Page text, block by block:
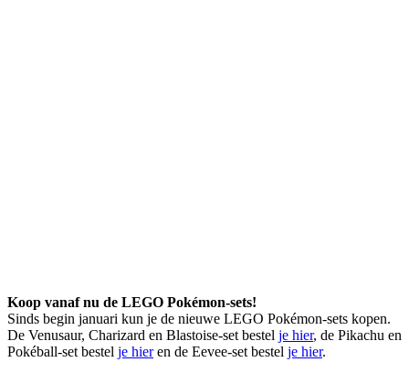
Koop vanaf nu de LEGO Pokémon-sets!
Sinds begin januari kun je de nieuwe LEGO Pokémon-sets kopen.
De Venusaur, Charizard en Blastoise-set bestel je hier, de Pikachu en
Pokéball-set bestel je hieren de Eevee-set bestel je hier.